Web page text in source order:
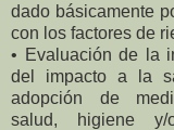
dado básicamente
con los factores de
• Evaluación de la
del impacto a la
adopción de
salud,
higiene